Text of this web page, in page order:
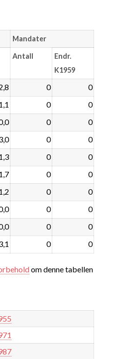
Mandater
Antall
Endr.
K1959
0 0
0 0
0 0
0 0
0 0
0 0
0 0
0 0
0 0
0 0
om denne tabellen